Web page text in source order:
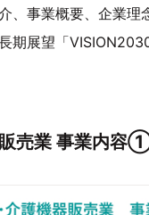
、事業概要、企業
期展望「
売業 事業内容